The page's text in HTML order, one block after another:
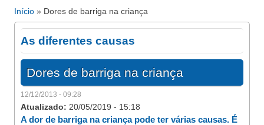
Está aqui
Início » Dores de barriga na criança
As diferentes causas
Dores de barriga na criança
12/12/2013 - 09:28
Atualizado: 20/05/2019 - 15:18
A dor de barriga na criança pode ter várias causas. É